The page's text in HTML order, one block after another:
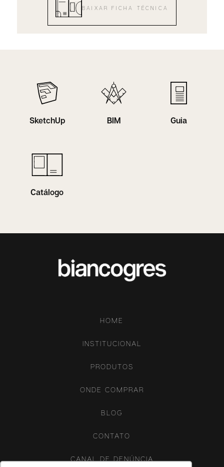
BAIXAR FICHA TÉCNICA
SketchUp BIM Guia
Catálogo
HOME
INSTITUCIONAL
PRODUTOS
ONDE COMPRAR
BLOG
CONTATO
CANAL DE DENÚNCIA